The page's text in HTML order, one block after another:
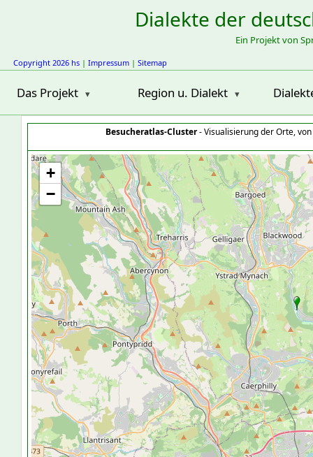
Dialekte der
Ein Projekt von
Copyright 2026 hs | Impressum | Sitemap
Das Projekt Region u. Dialekt
Besucheratlas-Cluster- Visualisierung der Orte,
+
−